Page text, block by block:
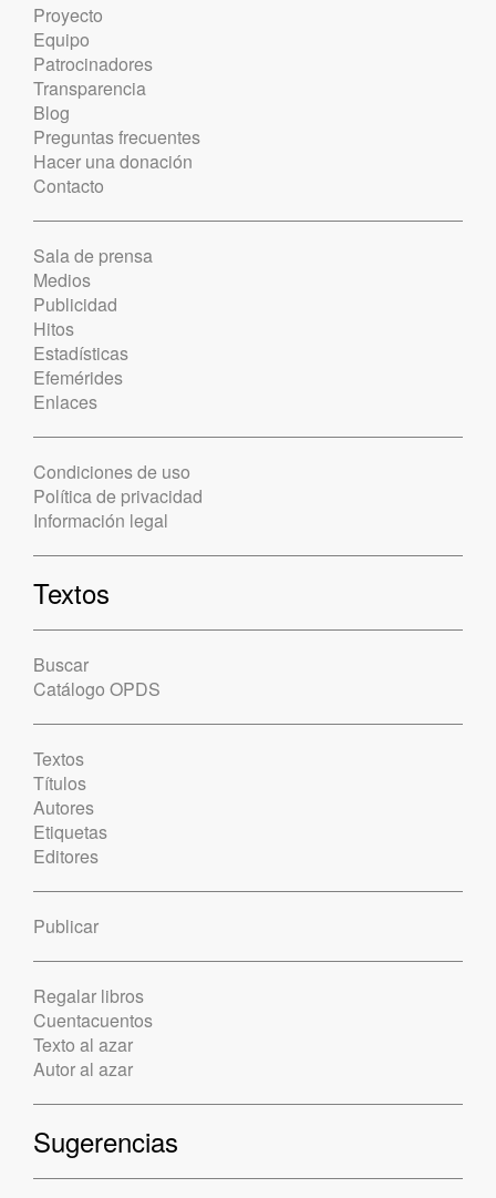
Proyecto
Equipo
Patrocinadores
Transparencia
Blog
Preguntas frecuentes
Hacer una donación
Contacto
Sala de prensa
Medios
Publicidad
Hitos
Estadísticas
Efemérides
Enlaces
Condiciones de uso
Política de privacidad
Información legal
Textos
Buscar
Catálogo OPDS
Textos
Títulos
Autores
Etiquetas
Editores
Publicar
Regalar libros
Cuentacuentos
Texto al azar
Autor al azar
Sugerencias